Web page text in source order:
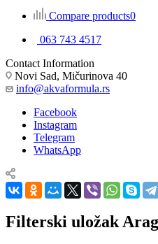
Compare products0
063 743 4517
Contact Information
Novi Sad, Mičurinova 40
info@akvaformula.rs
Facebook
Instagram
Telegram
WhatsApp
Filterski uložak